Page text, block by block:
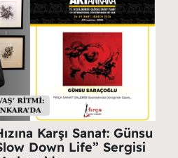
Karşı Sanat: Günsu
Down Life” Sergisi